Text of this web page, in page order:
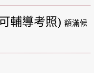
輔導考照) 額滿候